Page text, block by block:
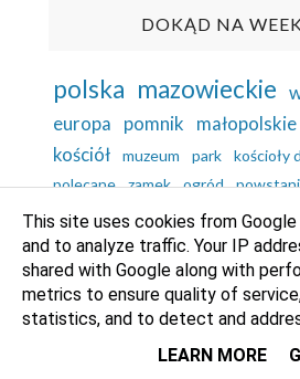
DOKĄD NA
polska mazowieckie
europa
pomnik małopolskie
kościół
muzeum park kościoły
polecane
zamek ogród
chorwacja
orawa cmentarz
lubelskie
pałac rumunia
rezerwat
wielkopolskie zwierzęta
fontanna
park narodowy
wielka brytania
most podwilk
kapliczka majorka
This site uses cookies from
and to analyze traffic. Your IP
shared with Google along with
metrics to ensure quality of
statistics, and to detect and
LEARN MORE